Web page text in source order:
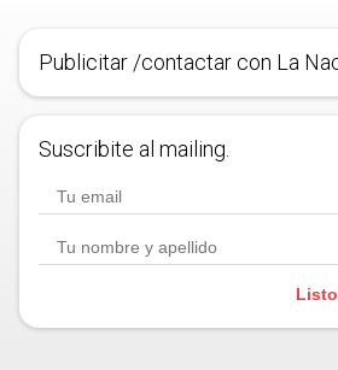
Publicitar /contactar con La
Suscribite al mailing.